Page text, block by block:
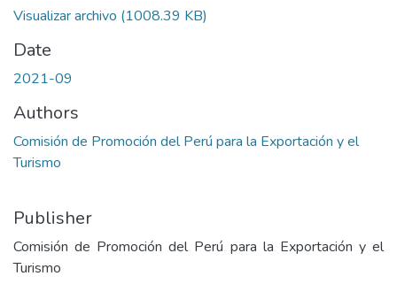
Visualizar archivo (1008.39 KB)
Date
2021-09
Authors
Comisión de Promoción del Perú para la Exportación y el
Turismo
Publisher
Comisión de Promoción del Perú para la Exportación y el
Turismo